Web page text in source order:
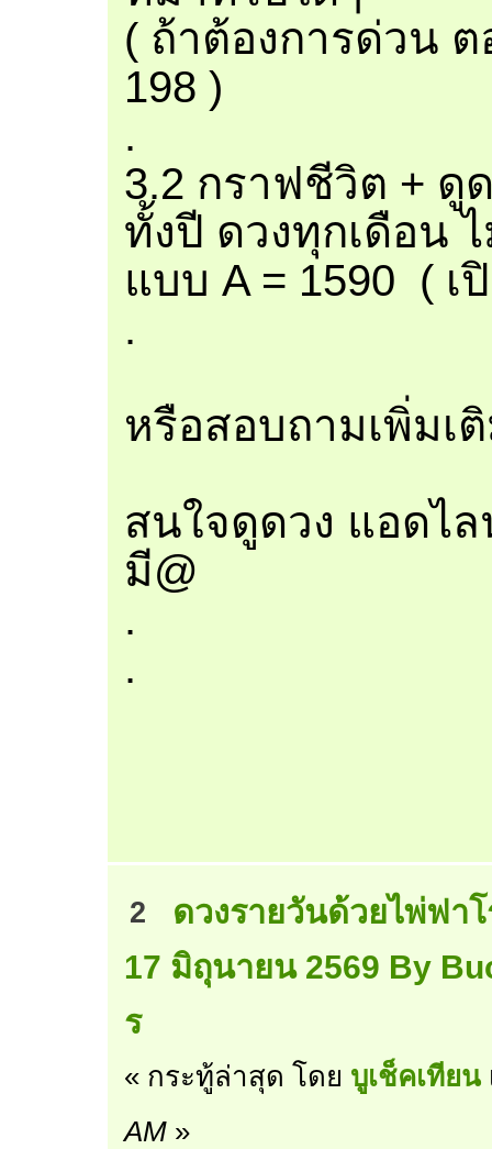
( ถ้าต้องการด่วน
198 )
.
3.2 กราฟชีวิต + ดู
ทั้งปี ดวงทุกเดือน
แบบ A = 1590 ( เ
.
หรือสอบถามเพิ่มเ
สนใจดูดวง แอดไ
มี@
.
.
2
ดวงรายวันด้วยไพ่ฟา
17 มิถุนายน 2569 By
ร
« กระทู้ล่าสุด โดย บูเช็คเทียน
AM»